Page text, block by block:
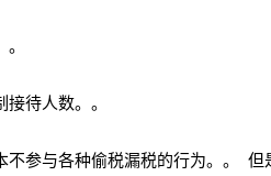
待人数。。
参与各种偷税漏税的行为。。 但